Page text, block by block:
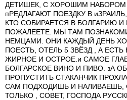
ДЕТИШЕК, С ХОРОШИМ
пРЕДЛАГАЮТ ПОЕЗДКУ В
КТО СОБИРАЕТСЯ В БОЛГАРИЮ И
ПОЖАЛЕЕТЕ. МЫ ТАМ
НЕМЦАМИ. ОНИ КАЖДЫЙ ДЕНЬ
ПОЕСТЬ, ОТЕЛЬ 5 ЗВЁЗД , А
ЖИРНОЕ И ОСТРОЕ.и САМОЕ
БОЛГАРСКОЕ ВИНО И ПИВО. зА
ПРОПУСТИТЬ СТАКАНЧИК
САМ ПОДХОДИШЬ И НАЛИВАЕШЬ,
ТОЛЬКО , СОВЕТ, ГОСПОДА